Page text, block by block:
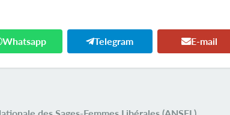
Whatsapp Telegram E-mail